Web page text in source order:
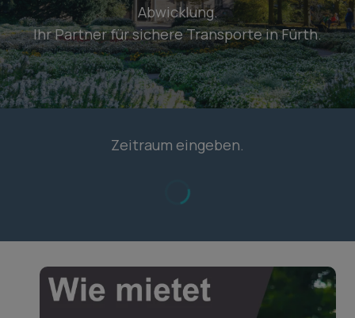
Abwicklung.
Ihr Partner für sichere Transporte in Fürth.
Zeitraum eingeben.